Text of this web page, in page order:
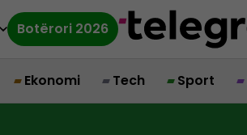
Botërori 2026
Ekonomi Tech Sport